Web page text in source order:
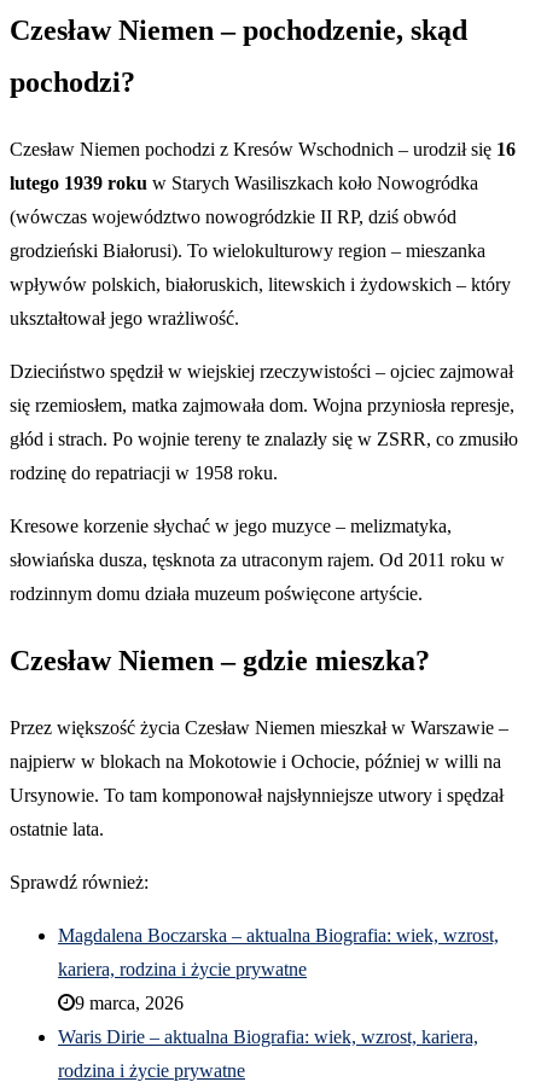
Czesław Niemen – pochodzenie, skąd
pochodzi?
Czesław Niemen pochodzi z Kresów Wschodnich – urodził się 16
lutego 1939 roku w Starych Wasiliszkach koło Nowogródka
(wówczas województwo nowogródzkie II RP, dziś obwód
grodzieński Białorusi). To wielokulturowy region – mieszanka
wpływów polskich, białoruskich, litewskich i żydowskich – który
ukształtował jego wrażliwość.
Dzieciństwo spędził w wiejskiej rzeczywistości – ojciec zajmował
się rzemiosłem, matka zajmowała dom. Wojna przyniosła represje,
głód i strach. Po wojnie tereny te znalazły się w ZSRR, co zmusiło
rodzinę do repatriacji w 1958 roku.
Kresowe korzenie słychać w jego muzyce – melizmatyka,
słowiańska dusza, tęsknota za utraconym rajem. Od 2011 roku w
rodzinnym domu działa muzeum poświęcone artyście.
Czesław Niemen – gdzie mieszka?
Przez większość życia Czesław Niemen mieszkał w Warszawie –
najpierw w blokach na Mokotowie i Ochocie, później w willi na
Ursynowie. To tam komponował najsłynniejsze utwory i spędzał
ostatnie lata.
Sprawdź również:
Magdalena Boczarska – aktualna Biografia: wiek, wzrost,
kariera, rodzina i życie prywatne
9 marca, 2026
Waris Dirie – aktualna Biografia: wiek, wzrost, kariera,
rodzina i życie prywatne